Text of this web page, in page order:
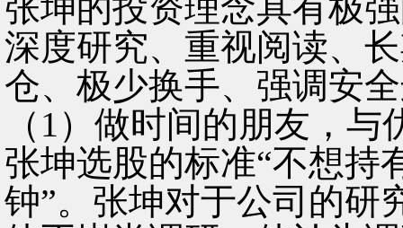
张坤的投资理念具有极
深度研究、重视阅读、
仓、极少换手、强调安
（1）做时间的朋友，
张坤选股的标准“不想持
钟”。张坤对于公司的研